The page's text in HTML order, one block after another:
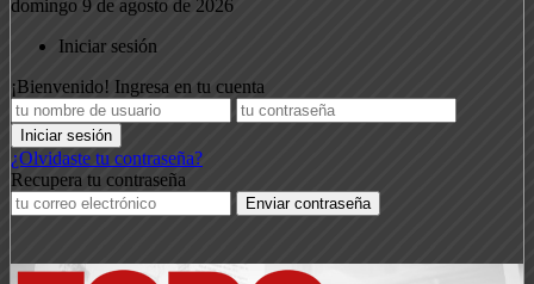
domingo 9 de agosto de 2026
Iniciar sesión
¡Bienvenido! Ingresa en tu cuenta
¿Olvidaste tu contraseña?
Recupera tu contraseña